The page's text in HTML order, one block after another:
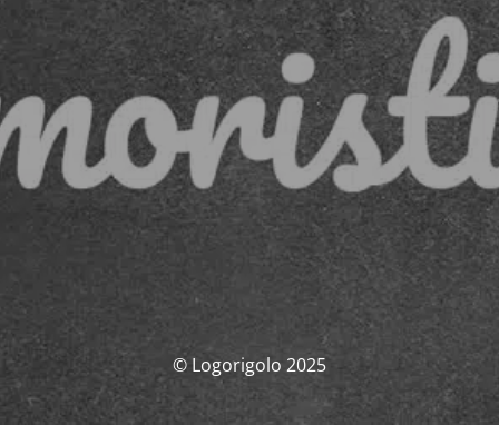
© Logorigolo 2025